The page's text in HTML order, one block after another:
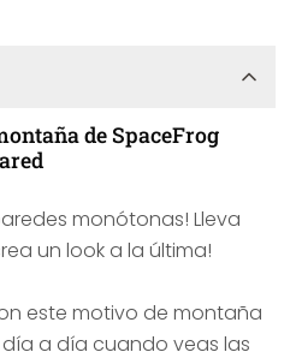
de SpaceFrog
monótonas! Lleva
un look a la última!
este motivo de montaña
a día cuando veas las